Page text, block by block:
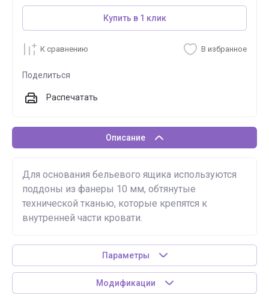
Купить в 1 клик
К сравнению В избранное
Поделиться
Распечатать
Описание
Для основания бельевого ящика используются
поддоны из фанеры 10 мм, обтянутые
технической тканью, которые крепятся к
внутренней части кровати.
Параметры
Модификации